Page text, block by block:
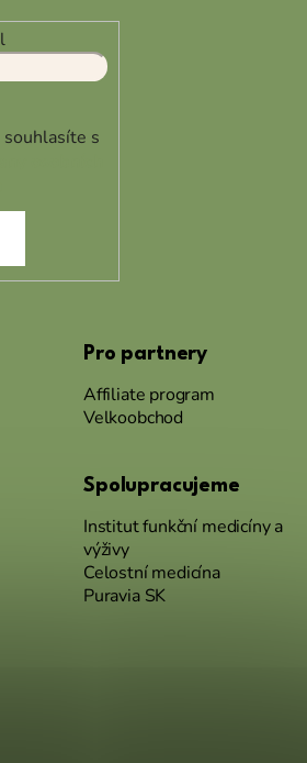
s
Pro partnery
Affiliate program
Velkoobchod
Spolupracujeme
Institut funkční medicíny a
výživy
Celostní medicína
Puravia SK